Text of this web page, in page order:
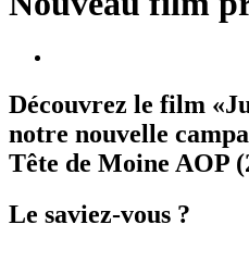
Découvrez le film
notre nouvelle
Tête de Moine AOP
Le saviez-vous ?